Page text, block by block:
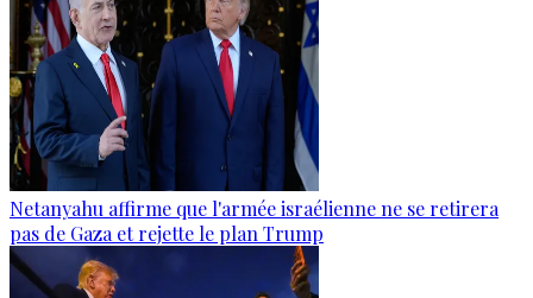
Netanyahu affirme que l'armée israélienne ne se retirera
pas de Gaza et rejette le plan Trump